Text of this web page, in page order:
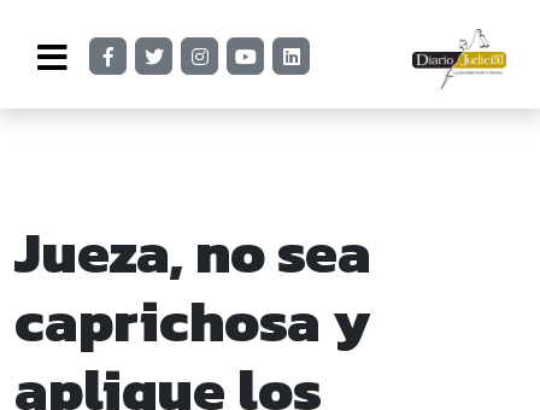
Jueza, no sea
caprichosa y
aplique los